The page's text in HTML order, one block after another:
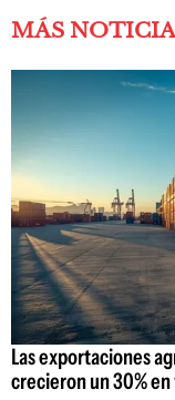
MÁS
Las exportaciones
crecieron un 30%